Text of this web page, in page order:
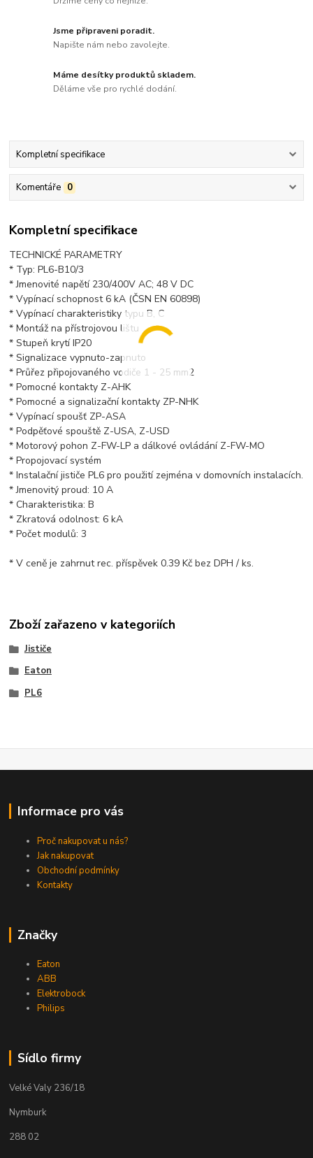
Jsme připraveni poradit.
Napište nám nebo zavolejte.
Máme desítky produktů skladem.
Děláme vše pro rychlé dodání.
Kompletní specifikace
Komentáře 0
Kompletní specifikace
TECHNICKÉ PARAMETRY
* Typ: PL6-B10/3
* Jmenovité napětí 230/400V AC; 48 V DC
* Vypínací schopnost 6 kA (ČSN EN 60898)
* Vypínací charakteristiky typu B, C
* Montáž na přístrojovou lištu
* Stupeň krytí IP20
* Signalizace vypnuto-zapnuto
* Průřez připojovaného vodiče 1 - 25 mm2
* Pomocné kontakty Z-AHK
* Pomocné a signalizační kontakty ZP-NHK
* Vypínací spoušť ZP-ASA
* Podpěťové spouště Z-USA, Z-USD
* Motorový pohon Z-FW-LP a dálkové ovládání Z-FW-MO
* Propojovací systém
* Instalační jističe PL6 pro použití zejména v domovních instalacích.
* Jmenovitý proud: 10 A
* Charakteristika: B
* Zkratová odolnost: 6 kA
* Počet modulů: 3
* V ceně je zahrnut rec. příspěvek 0.39 Kč bez DPH / ks.
Zboží zařazeno v kategoriích
Jističe
Eaton
PL6
Informace pro vás
Proč nakupovat u nás?
Jak nakupovat
Obchodní podmínky
Kontakty
Značky
Eaton
ABB
Elektrobock
Philips
Sídlo firmy
Velké Valy 236/18
Nymburk
288 02